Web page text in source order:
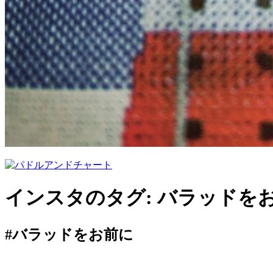
インスタのタグ:バラッドを
#バラッドをお前に